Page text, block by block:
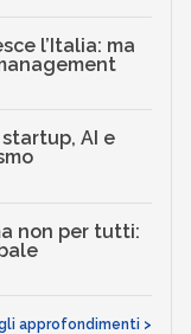
l’Italia: ma
AI e
non per tutti:
approfondimenti >